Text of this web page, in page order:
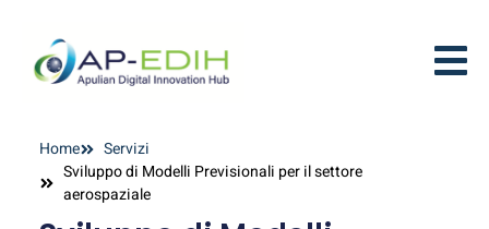
Home
Servizi
Sviluppo di Modelli Previsionali per il settore
aerospaziale